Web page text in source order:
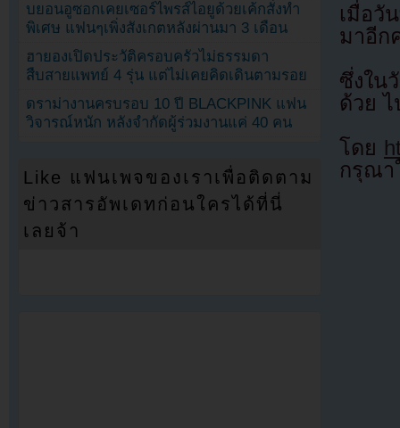
เมื่อวั
มาอีก
ซึ่งใน
ด้วย
โดย
กรุณา
บยอนอูซอกเคยเซอร์ไพรส์ไอยูด้วยเค้กสั่งทำ
พิเศษ แฟนๆเพิ่งสังเกตหลังผ่านมา 3 เดือน
ฮายองเปิดประวัติครอบครัวไม่ธรรมดา
สืบสายแพทย์ 4 รุ่น แต่ไม่เคยคิดเดินตามรอย
ดราม่างานครบรอบ 10 ปี BLACKPINK แฟน
วิจารณ์หนัก หลังจำกัดผู้ร่วมงานแค่ 40 คน
Like แฟนเพจของเราเพื่อติดตาม
ข่าวสารอัพเดทก่อนใครได้ที่นี่
เลยจ้า